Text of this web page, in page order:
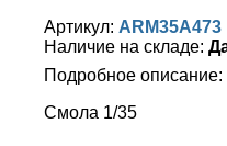
Артикул: ARM35A473
Наличие на складе:
Подробное описание:
Смола 1/35